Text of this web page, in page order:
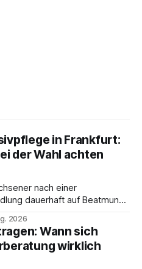
in Frankfurt:
der Wahl achten
nach einer
dauerhaft auf Beatmung
eine schwierige
in der Klinik bleiben –
Die außerklinische
Alternative: Sie
2026
Wann sich
wirklich